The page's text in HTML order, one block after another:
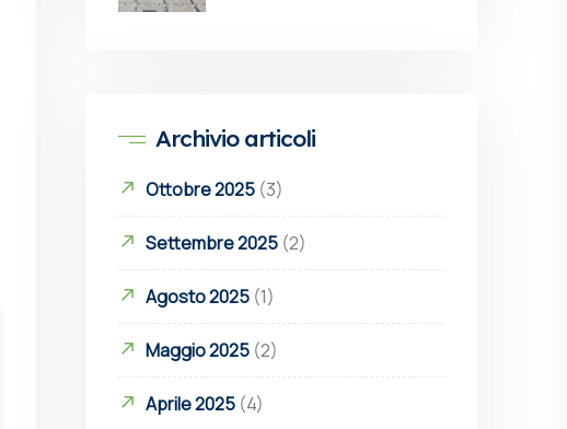
Archivio articoli
Ottobre 2025(3)
Settembre 2025(2)
Agosto 2025(1)
Maggio 2025(2)
Aprile 2025(4)